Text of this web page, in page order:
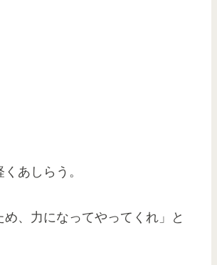
あしらう。
、力になってやってくれ」と